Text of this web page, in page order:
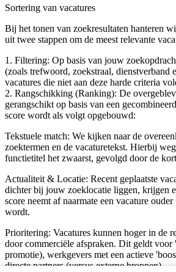
Sortering van vacatures
Bij het tonen van zoekresultaten hanteren
uit twee stappen om de meest relevante
1. Filtering: Op basis van jouw
(zoals trefwoord, zoekstraal, dienstverband
vacatures die niet aan deze harde criteria
2. Rangschikking (Ranking): De
gerangschikt op basis van een
score wordt als volgt opgebouwd:
Tekstuele match: We kijken naar de
zoektermen en de vacaturetekst. Hierbij
functietitel het zwaarst, gevolgd door de
Actualiteit & Locatie: Recent geplaatste
dichter bij jouw zoeklocatie liggen, krijgen
score neemt af naarmate een vacature
wordt.
Prioritering: Vacatures kunnen hoger in de
door commerciële afspraken. Dit geldt voor
promotie), werkgevers met een actieve
directe partners (versus externe bronnen).